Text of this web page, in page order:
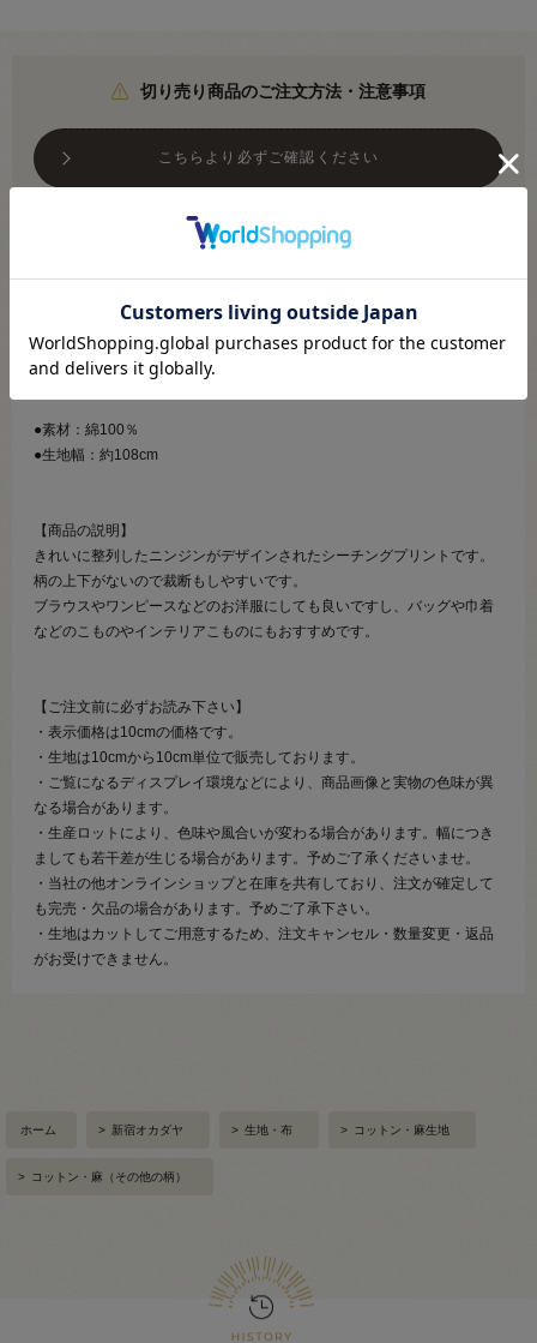
切り売り商品のご注文方法・注意事項
こちらより必ずご確認ください
メール便対応商品です
こちらより必ずご確認ください
●素材：綿100％
●生地幅：約108cm
【商品の説明】
きれいに整列したニンジンがデザインされたシーチングプリントです。
柄の上下がないので裁断もしやすいです。
ブラウスやワンピースなどのお洋服にしても良いですし、バッグや巾着
などのこものやインテリアこものにもおすすめです。
【ご注文前に必ずお読み下さい】
・表示価格は10cmの価格です。
・生地は10cmから10cm単位で販売しております。
・ご覧になるディスプレイ環境などにより、商品画像と実物の色味が異
なる場合があります。
・生産ロットにより、色味や風合いが変わる場合があります。幅につき
ましても若干差が生じる場合があります。予めご了承くださいませ。
・当社の他オンラインショップと在庫を共有しており、注文が確定して
も完売・欠品の場合があります。予めご了承下さい。
・生地はカットしてご用意するため、注文キャンセル・数量変更・返品
がお受けできません。
ホーム > 新宿オカダヤ > 生地・布 > コットン・麻生地
> コットン・麻（その他の柄）